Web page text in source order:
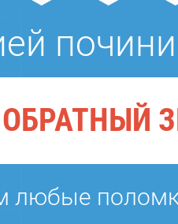
ОБРАТНЫЙ
любые